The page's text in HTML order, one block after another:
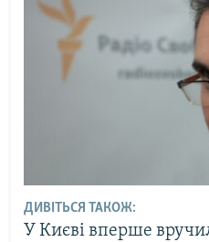
ДИВІТЬСЯ ТАКОЖ:
У Києві вперше